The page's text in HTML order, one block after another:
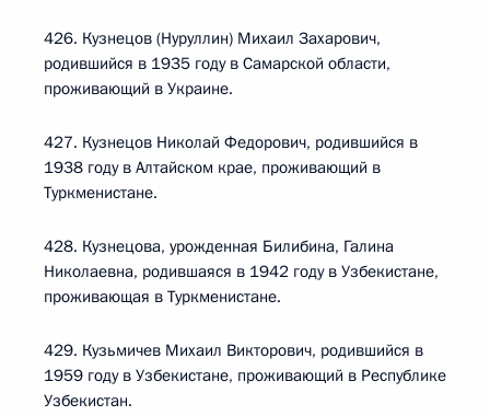
426. Кузнецов (Нуруллин) Михаил Захарович,
родившийся в 1935 году в Самарской области,
проживающий в Украине.
427. Кузнецов Николай Федорович, родившийся в
1938 году в Алтайском крае, проживающий в
Туркменистане.
428. Кузнецова, урожденная Билибина, Галина
Николаевна, родившаяся в 1942 году в Узбекистане,
проживающая в Туркменистане.
429. Кузьмичев Михаил Викторович, родившийся в
1959 году в Узбекистане, проживающий в Республике
Узбекистан.